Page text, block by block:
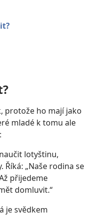
protože ho mají jako
mladé k tomu ale
lotyštinu,
Říká: „Naše rodina se
přijedeme
domluvit.“
je svědkem